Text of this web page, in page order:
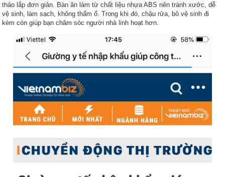
tháo lắp đơn giản. Bàn ăn làm từ chất liệu nhựa ABS nên tránh xước, dễ
vệ sinh, làm sạch, không thấm ố. Trong khi đó, chậu rửa, bô vệ sinh đi
kèm còn giúp bạn chăm sóc người nhà linh hoạt hơn.